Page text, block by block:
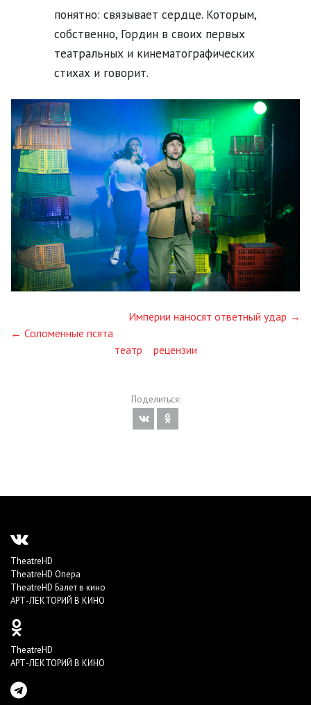
понятно: связывает сердце. Которым,
собственно, Гордин в своих первых
театральных и кинематографических
стихах и говорит.
Империи наносят ответный удар →
← Соломенные псята
театр
рецензии
Поделиться:
TheatreHD
TheatreHD Опера
TheatreHD Балет в кино
АРТ-ЛЕКТОРИЙ В КИНО
TheatreHD
АРТ-ЛЕКТОРИЙ В КИНО